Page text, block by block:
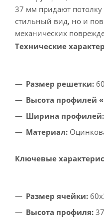
37 мм придают потолку
стильный вид, но и
механических
Технические
Размер решетки:
Высота профилей
Ширина профилей:
Материал:
Ключевые
Размер ячейки:
Высота профиля: